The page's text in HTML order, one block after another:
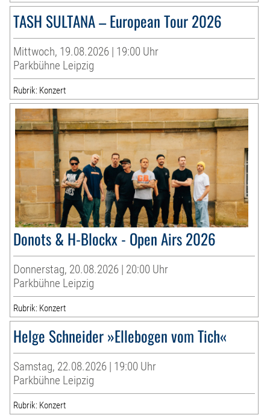
TASH SULTANA – European Tour 2026
Mittwoch, 19.08.2026 | 19:00 Uhr
Parkbühne Leipzig
Rubrik: Konzert
Donots & H-Blockx - Open Airs 2026
Donnerstag, 20.08.2026 | 20:00 Uhr
Parkbühne Leipzig
Rubrik: Konzert
Helge Schneider »Ellebogen vom Tich«
Samstag, 22.08.2026 | 19:00 Uhr
Parkbühne Leipzig
Rubrik: Konzert